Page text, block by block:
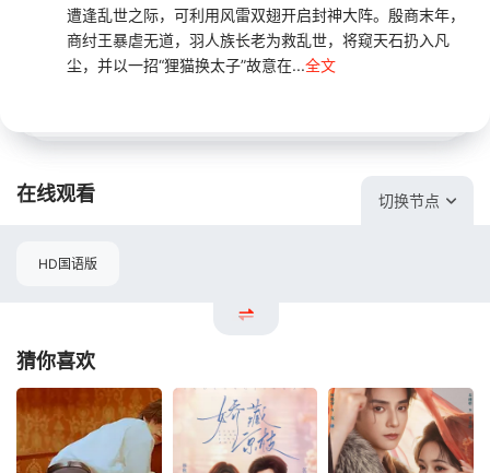
遭逢乱世之际，可利用风雷双翅开启封神大阵。殷商末年，
商纣王暴虐无道，羽人族长老为救乱世，将窥天石扔入凡
尘，并以一招“狸猫换太子”故意在...全文
在线观看 切换节点
HD国语版
猜你喜欢